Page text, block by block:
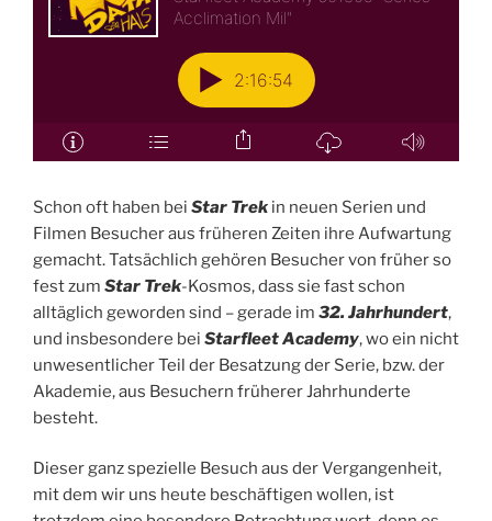
Schon oft haben bei Star Trek in neuen Serien und
Filmen Besucher aus früheren Zeiten ihre Aufwartung
gemacht. Tatsächlich gehören Besucher von früher so
fest zum Star Trek-Kosmos, dass sie fast schon
alltäglich geworden sind – gerade im 32. Jahrhundert,
und insbesondere bei Starfleet Academy, wo ein nicht
unwesentlicher Teil der Besatzung der Serie, bzw. der
Akademie, aus Besuchern früherer Jahrhunderte
besteht.
Dieser ganz spezielle Besuch aus der Vergangenheit,
mit dem wir uns heute beschäftigen wollen, ist